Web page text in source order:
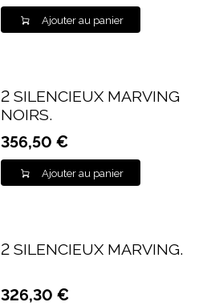
Ajouter au panier
2 SILENCIEUX MARVING
NOIRS.
356,50 €
Ajouter au panier
2 SILENCIEUX MARVING.
326,30 €